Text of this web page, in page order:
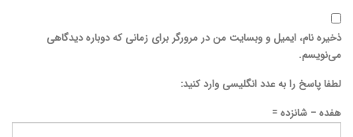
ذخیره نام، ایمیل و وبسایت من در مرورگر برای زمانی که دوباره دیدگاهی
می‌نویسم.
لطفا پاسخ را به عدد انگلیسی وارد کنید:
هفده − شانزده =